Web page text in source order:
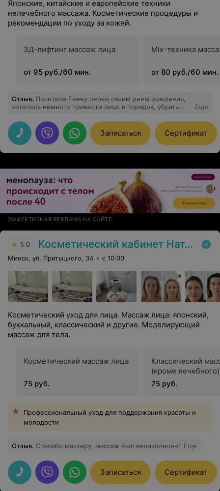
Японские, китайские и европейские техники
нелечебного массажа. Косметические процедуры и
рекомендации по уходу за кожей.
3Д-лифтинг массаж лица
от 95 руб./60 мин.
Mix-техника
от 80 руб./60 мин.
Отзыв. Посетила Елену перед своим днем рождения,
хотелось немного привести лицо в порядок, убрать
понравился подход, Елена аккуратный и заботливый
мастер, все было максимально комфортно. Массаж
просто замечательный, я даже успела раслабиться и
отключиться от всех мыслей. А результат меня вообще
удивил, кажется таких больших и открытых глаз я у
отдохнувшим. Осталась очень довольна, обязательно
приду еще.
Еще
Записаться Сертификат
ЭФФЕКТИВНАЯ РЕКЛАМА НА САЙТЕ
5.0 Косметический кабинет Натальи Торопович
Минск, ул. Притыцкого, 34 с 10:00
Косметический уход для лица. Массаж лица: японский,
буккальный, классический и другие. Моделирующий
массаж для тела.
Косметический массаж лица
75 руб.
Классический
(кроме лечебного)
75 руб.
Профессиональный уход для поддержания красоты и
молодости
Отзыв. Спасибо мастеру, массаж был великолепен! Еще
Записаться Сертификат